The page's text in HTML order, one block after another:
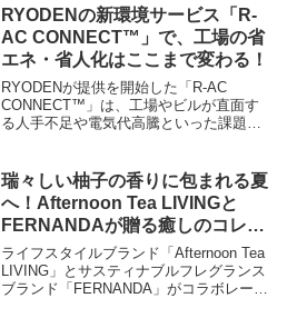
ピタッと固定でき、カラビナ仕様で持ち
運びも簡単。付属のメタルリングを使え
ばMagSafe非対応の機種でも利用可能で
す。価格は1,980円（税込）と手頃で、
日々のスマホ利用をより快適にする可能
性を秘めています。
RYODENの新環境サービス「R-
AC CONNECT™」で、工場の省
エネ・省人化はここまで変わる！
RYODENが提供を開始した「R-AC
CONNECT™」は、工場やビルが直面す
る人手不足や電気代高騰といった課題に
クラウドによる遠隔監視・制御、高い拡
張性、そして補助金活用も可能なこのサ
ービスは、施設の運用を劇的に効率化
し、持続可能な未来を築く一助となるで
しょう。
瑞々しい柚子の香りに包まれる夏
へ！Afternoon Tea LIVINGと
FERNANDAが贈る癒しのコレク
ション
ライフスタイルブランド「Afternoon Tea
LIVING」とサスティナブルフレグランス
ブランド「FERNANDA」がコラボレーシ